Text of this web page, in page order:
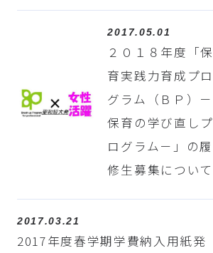
2017.05.01
２０１８年度「保
育実践力育成プロ
グラム（ＢＰ）－
保育の学び直しプ
ログラム－」の履
修生募集について
2017.03.21
2017年度春学期学費納入用紙発